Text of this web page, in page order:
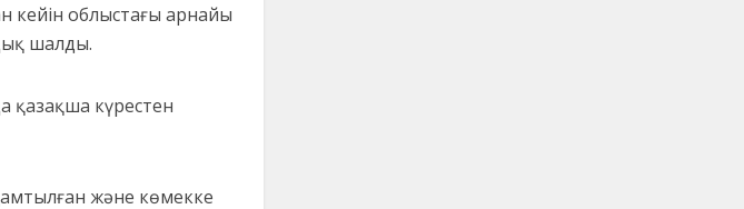
кейін облыстағы арнайы
шалды.
қазақша күрестен
және көмекке